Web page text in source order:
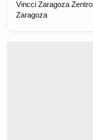
Vincci Zaragoza Zentro
Zaragoza